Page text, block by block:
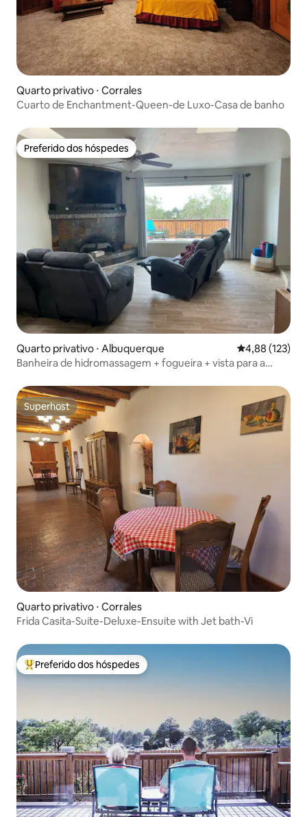
Quarto privativo ⋅ Corrales
Cuarto de Enchantment-Queen-de Luxo-Casa de banho
Preferido dos hóspedes
Preferido dos hóspedes
Quarto privativo ⋅ Albuquerque 4,88 de uma
4,88 (123)
Banheira de hidromassagem + fogueira + vista para a
trilhas!
Superhost
Superhost
Quarto privativo ⋅ Corrales
Frida Casita-Suite-Deluxe-Ensuite with Jet bath-Vi
Entre os melhores preferidos dos hóspedes
Preferido dos hóspedes